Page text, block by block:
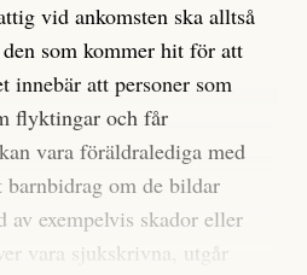
vid ankomsten ska alltså
som kommer hit för att
innebär att personer som
flyktingar och får
vara föräldralediga med
om de bildar
exempelvis skador eller
vara sjukskrivna, utgår